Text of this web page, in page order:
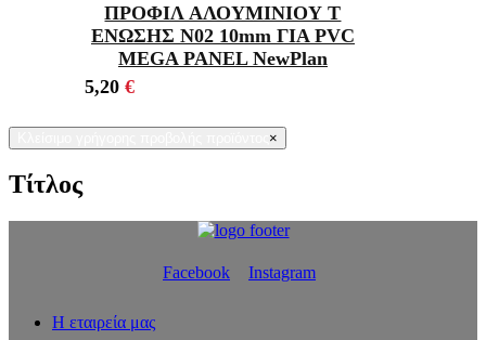
ΠΡΟΦΙΛ ΑΛΟΥΜΙΝΙΟΥ Τ
ΕΝΩΣΗΣ Ν02 10mm ΓΙΑ PVC
MEGA PANEL NewPlan
5,20 €
×
Τίτλος
Facebook Instagram
Η εταιρεία μας